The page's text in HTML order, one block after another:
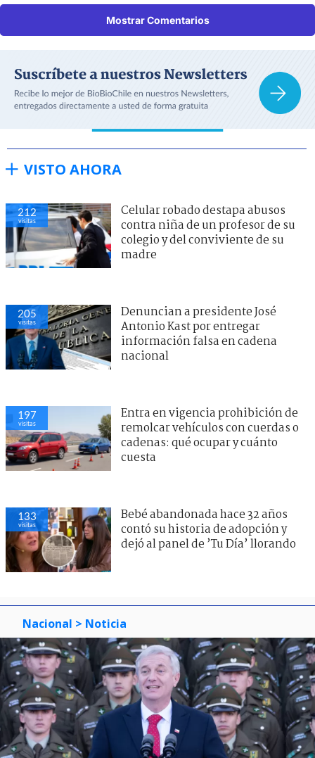
Mostrar Comentarios
VISTO AHORA
212
visitas
Celular robado destapa abusos
contra niña de un profesor de su
colegio y del conviviente de su
madre
205
visitas
Denuncian a presidente José
Antonio Kast por entregar
información falsa en cadena
nacional
197
visitas
Entra en vigencia prohibición de
remolcar vehículos con cuerdas o
cadenas: qué ocupar y cuánto
cuesta
133
visitas
Bebé abandonada hace 32 años
contó su historia de adopción y
dejó al panel de ’Tu Día’ llorando
Nacional > Noticia